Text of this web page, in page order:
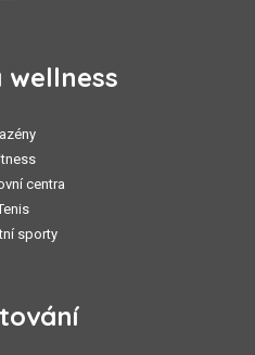
centra
sporty